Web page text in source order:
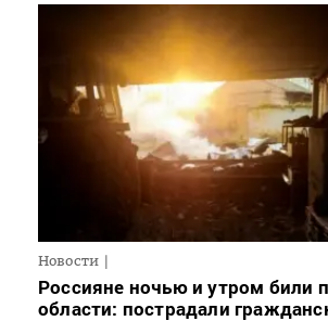
Новости
Россияне ночью и утром били
области: пострадали